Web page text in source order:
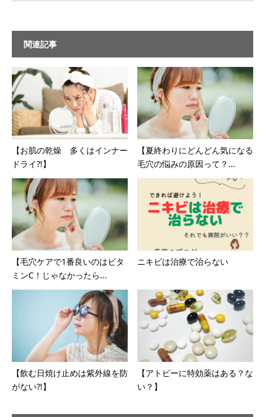
関連記事
【お肌の乾燥 多くはインナー
ドライ⁈】
【夏終わりにどんどん気になる
毛穴の悩みの原因って？...
【毛穴ケアで1番良いのはビタ
ミンC！じゃなかったら...
ニキビは治療で治らない
【飲む日焼け止めは紫外線を防
がない⁈】
【アトピーに特効薬はある？な
い？】